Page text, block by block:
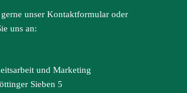
unser Kontaktformular oder
uns an:
und Marketing
Sieben 5